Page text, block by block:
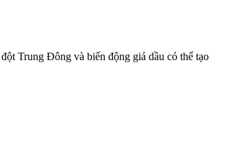
Trung Đông và biến động giá dầu có thể tạo